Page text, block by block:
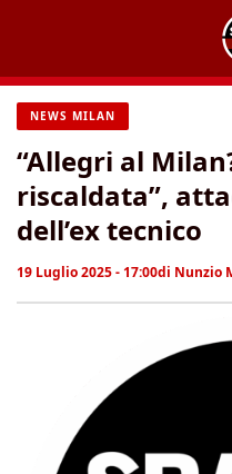
contenuto
NEWS MILAN
“Allegri al
riscaldata”,
dell’ex tecnico
19 Luglio 2025 - 17:00di Nunzio